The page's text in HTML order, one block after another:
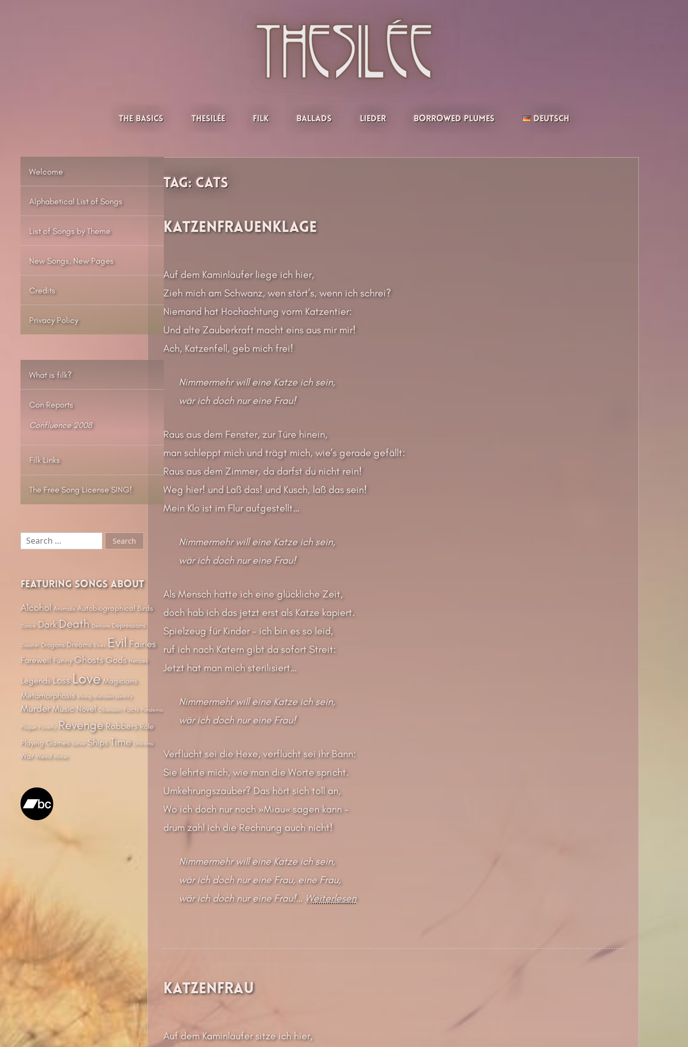
Thesilée – Filk & Folk
The Basics Thesilée Filk Ballads Lieder Borrowed Plumes Deutsch
Tag: Cats
Katzenfrauenklage
Auf dem Kaminläufer liege ich hier,
Zieh mich am Schwanz, wen stört’s, wenn ich schrei?
Niemand hat Hochachtung vorm Katzentier:
Und alte Zauberkraft macht eins aus mir mir!
Ach, Katzenfell, geb mich frei!
Nimmermehr will eine Katze ich sein,
wär ich doch nur eine Frau!
Raus aus dem Fenster, zur Türe hinein,
man schleppt mich und trägt mich, wie’s gerade gefällt:
Raus aus dem Zimmer, da darfst du nicht rein!
Weg hier! und Laß das! und Kusch, laß das sein!
Mein Klo ist im Flur aufgestellt…
Nimmermehr will eine Katze ich sein,
wär ich doch nur eine Frau!
Als Mensch hatte ich eine glückliche Zeit,
doch hab ich das jetzt erst als Katze kapiert.
Spielzeug für Kinder – ich bin es so leid,
ruf ich nach Katern gibt da sofort Streit:
Jetzt hat man mich sterilisiert…
Nimmermehr will eine Katze ich sein,
wär ich doch nur eine Frau!
Verflucht sei die Hexe, verflucht sei ihr Bann:
Sie lehrte mich, wie man die Worte spricht.
Umkehrungszauber? Das hört sich toll an,
Wo ich doch nur noch »Miau« sagen kann –
drum zahl ich die Rechnung auch nicht!
Nimmermehr will eine Katze ich sein,
wär ich doch nur eine Frau, eine Frau,
wär ich doch nur eine Frau!… Weiterlesen
Katzenfrau
Auf dem Kaminläufer sitze ich hier,
Welcome
Alphabetical List of Songs
List of Songs by Theme
New Songs, New Pages
Credits
Privacy Policy
What is filk?
Con Reports
Confluence 2008
Filk Links
The Free Song License SING!
Search
for:
Featuring songs about
Alcohol Animals Autobiographical Birds
Dance Dark Death Demons Depressions
Disaster Dragons Dreams Elves Evil Fairies
Farewell Funny Ghosts Gods Heroes
Legends Loss Love Magicians
Metamorphosis Mining Mistaken Identity
MurderMusic Novel Obsession Pacts Pandemic
Plague Poverty Revenge Robbers Role
Playing Games Satire ShipsTime Unicorns
War Weird Winter